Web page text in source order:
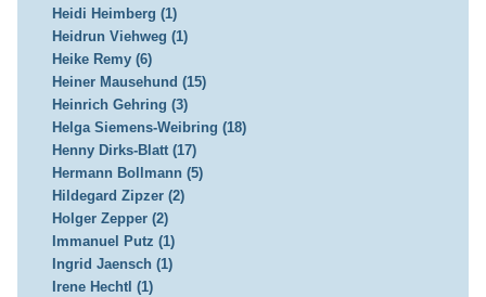
Heidi Heimberg (1)
Heidrun Viehweg (1)
Heike Remy (6)
Heiner Mausehund (15)
Heinrich Gehring (3)
Helga Siemens-Weibring (18)
Henny Dirks-Blatt (17)
Hermann Bollmann (5)
Hildegard Zipzer (2)
Holger Zepper (2)
Immanuel Putz (1)
Ingrid Jaensch (1)
Irene Hechtl (1)